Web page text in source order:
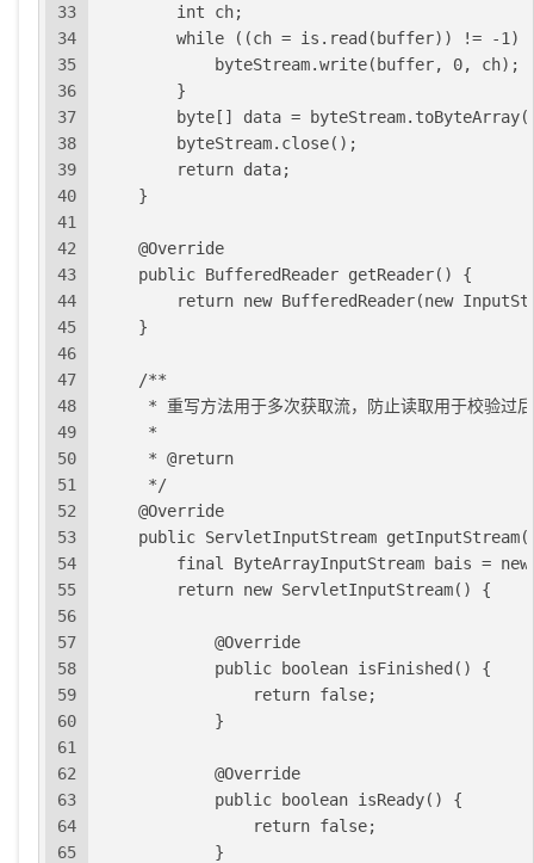
33
34
35
36
37
38
39
40
41
42
43
44
45
46
47
48
49
50
51
52
53
54
55
56
57
58
59
60
61
62
63
64
65
        int ch;
while ((ch = is.read(buffer)) != -1)
            byteStream.write(buffer, 0, ch);
        }
byte[] data =
        byteStream.close();
        return data;
    }
    @Override
    public BufferedReader getReader() {
return new BufferedReader(new
    }
    /**
* 重写方法用于多次获取流，防止读取用于校验过
     *
     * @return
     */
    @Override
public ServletInputStream
final ByteArrayInputStream bais =
        return new ServletInputStream() {
            @Override
            public boolean isFinished() {
                return false;
            }
            @Override
            public boolean isReady() {
                return false;
            }